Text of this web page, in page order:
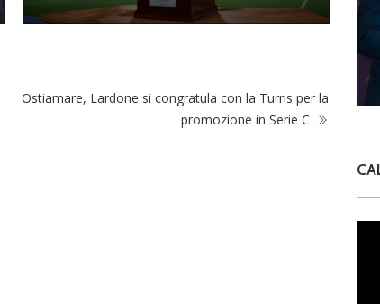
Ostiamare, Lardone si congratula con la Turris per la
promozione in Serie C